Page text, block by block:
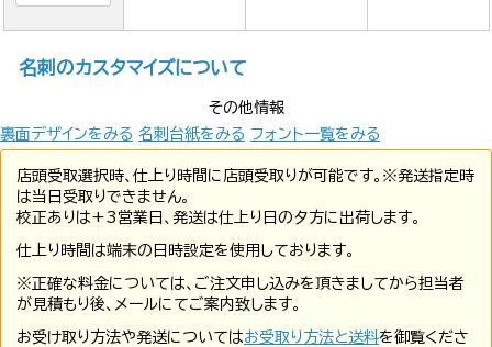
名刺のカスタマイズについて
その他情報
裏面デザインをみる 名刺台紙をみる フォント一覧をみる
店頭受取選択時、仕上り時間に店頭受取りが可能です。※発送指定時
は当日受取りできません。
校正ありは+3営業日、発送は仕上り日の夕方に出荷します。
仕上り時間は端末の日時設定を使用しております。
※正確な料金については、ご注文申し込みを頂きましてから担当者
が見積もり後、メールにてご案内致します。
お受け取り方法や発送についてはお受取り方法と送料を御覧くださ